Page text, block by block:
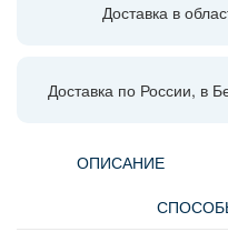
Доставка в
Доставка по России, в
ОПИСАНИЕ